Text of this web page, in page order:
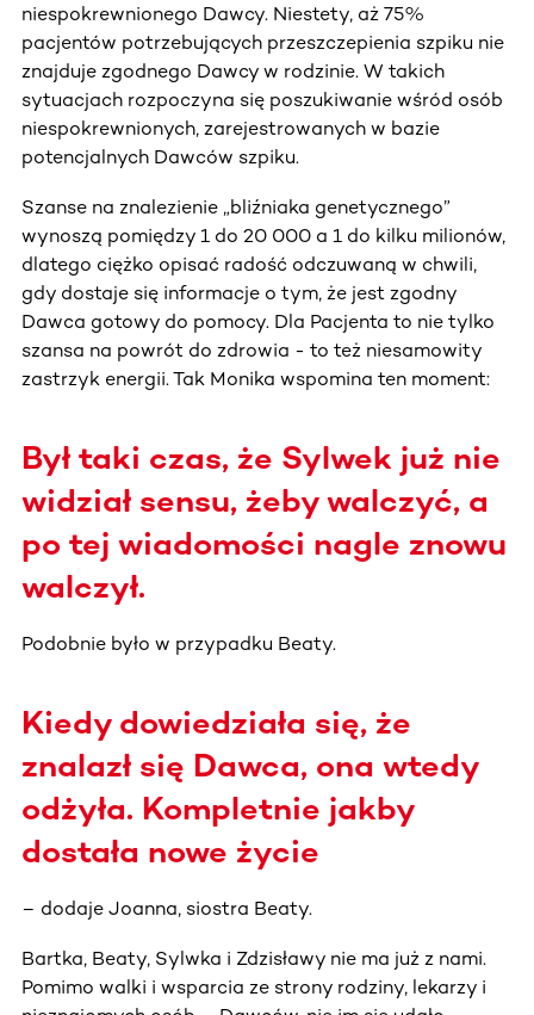
niespokrewnionego Dawcy. Niestety, aż 75%
pacjentów potrzebujących przeszczepienia szpiku nie
znajduje zgodnego Dawcy w rodzinie. W takich
sytuacjach rozpoczyna się poszukiwanie wśród osób
niespokrewnionych, zarejestrowanych w bazie
potencjalnych Dawców szpiku.
Szanse na znalezienie „bliźniaka genetycznego”
wynoszą pomiędzy 1 do 20 000 a 1 do kilku milionów,
dlatego ciężko opisać radość odczuwaną w chwili,
gdy dostaje się informacje o tym, że jest zgodny
Dawca gotowy do pomocy. Dla Pacjenta to nie tylko
szansa na powrót do zdrowia - to też niesamowity
zastrzyk energii. Tak Monika wspomina ten moment:
Był taki czas, że Sylwek już nie
widział sensu, żeby walczyć, a
po tej wiadomości nagle znowu
walczył.
Podobnie było w przypadku Beaty.
Kiedy dowiedziała się, że
znalazł się Dawca, ona wtedy
odżyła. Kompletnie jakby
dostała nowe życie
– dodaje Joanna, siostra Beaty.
Bartka, Beaty, Sylwka i Zdzisławy nie ma już z nami.
Pomimo walki i wsparcia ze strony rodziny, lekarzy i